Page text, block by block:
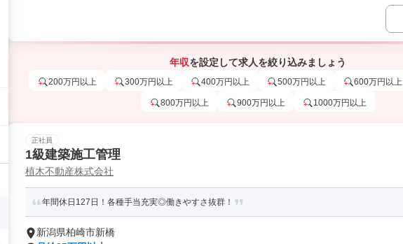
年収を設定して求人を絞り込みましょう
200万円以上 300万円以上 400万円以上 500万円以上 600万円以上
800万円以上 900万円以上 1000万円以上
正社員
1級建築施工管理
植木不動産株式会社
年間休日127日！各種手当充実◎働きやすさ抜群！
新潟県柏崎市新橋